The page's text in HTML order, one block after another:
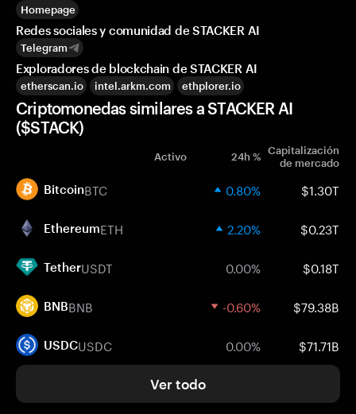
Homepage
Redes sociales y comunidad de STACKER AI
Telegram
Exploradores de blockchain de STACKER AI
etherscan.io intel.arkm.com ethplorer.io
Criptomonedas similares a STACKER AI
($STACK)
Activo 24h % Capitalización
de mercado
BitcoinBTC 0.80% $1.30T
EthereumETH 2.20% $0.23T
TetherUSDT 0.00% $0.18T
BNBBNB -0.60% $79.38B
USDCUSDC 0.00% $71.71B
Ver todo